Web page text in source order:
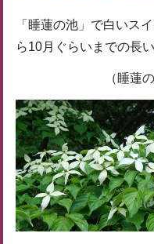
「睡蓮の池」で白いス
ら10月ぐらいまでの長
（睡蓮